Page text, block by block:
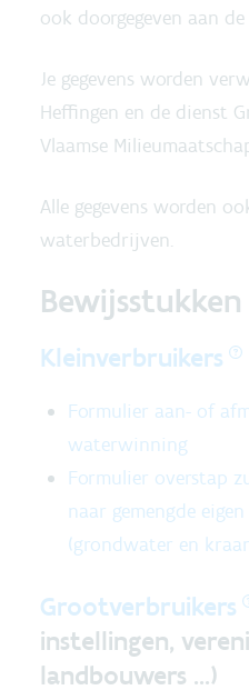
ook doorgegeven aan
Je gegevens worden
Heffingen en de dienst
Vlaamse
Alle gegevens worden
waterbedrijven.
Bewijsstukken
Kleinverbruikers
Formulier aan- of
waterwinning
Formulier overstap
naar gemengde
(grondwater en
Grootverbruikers
instellingen,
landbouwers ...)